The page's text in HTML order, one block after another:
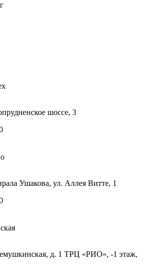
шоссе, 3
Ушакова, ул. Аллея Витте, 1
д. 1 ТРЦ «РИО», -1 этаж,